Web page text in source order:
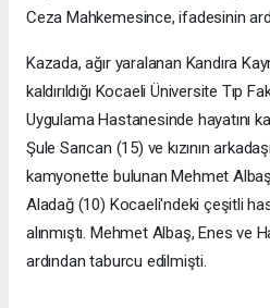
Ceza Mahkemesince, ifadesinin
Kazada, ağır yaralanan Kandıra
kaldırıldığı Kocaeli Üniversite Tıp
Uygulama Hastanesinde hayatını
Şule Sarıcan (15) ve kızının
kamyonette bulunan Mehmet
Aladağ (10) Kocaeli'ndeki çeşitli
alınmıştı. Mehmet Albaş, Enes ve
ardından taburcu edilmişti.